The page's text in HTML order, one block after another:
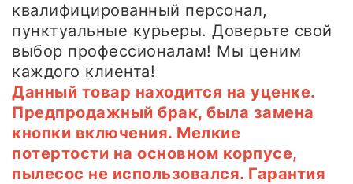
квалифицированный персонал,
пунктуальные курьеры. Доверьте свой
выбор профессионалам! Мы ценим
каждого клиента!
Данный товар находится на уценке.
Предпродажный брак, была замена
кнопки включения. Мелкие
потертости на основном корпусе,
пылесос не использовался. Гарантия